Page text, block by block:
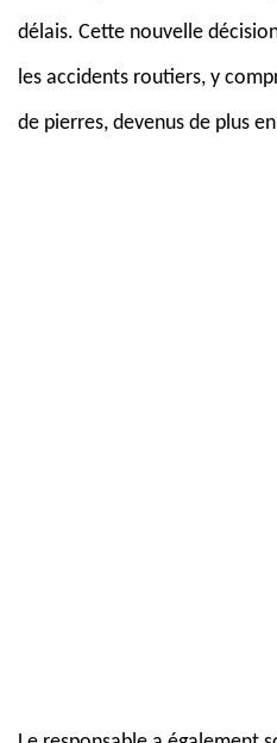
délais. Cette nouvelle
les accidents routiers, y
de pierres, devenus de plus